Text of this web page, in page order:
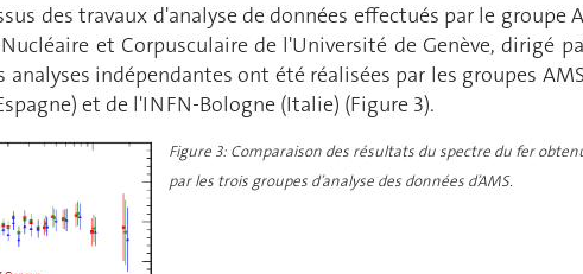
des travaux d'analyse de données effectués par le groupe
et Corpusculaire de l'Université de Genève, dirigé
analyses indépendantes ont été réalisées par les groupes
et de l'INFN-Bologne (Italie) (Figure 3).
Figure 3: Comparaison des résultats du spectre du fer
par les trois groupes d’analyse des données d’AMS.